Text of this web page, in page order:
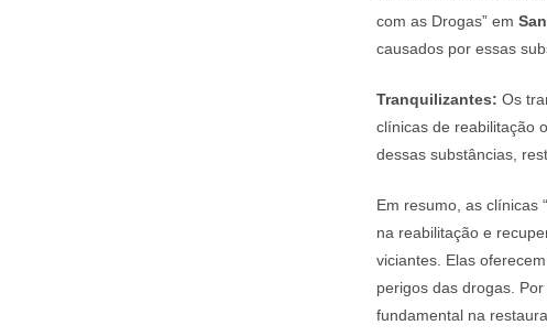
com as Drogas” em
causados por essas
Tranquilizantes: Os
clínicas de reabilitação
dessas substâncias,
Em resumo, as clínicas
na reabilitação e
viciantes. Elas
perigos das drogas.
fundamental na